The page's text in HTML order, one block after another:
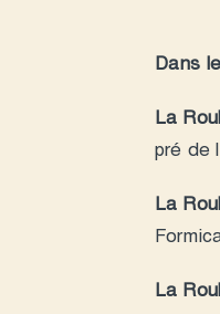
Dans
La
pré de
La
La